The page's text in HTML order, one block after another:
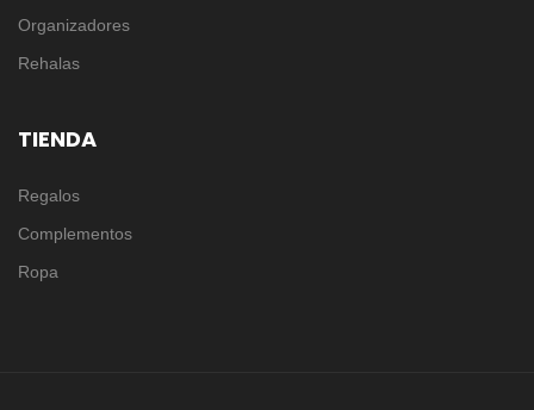
Organizadores
Rehalas
TIENDA
Regalos
Complementos
Ropa